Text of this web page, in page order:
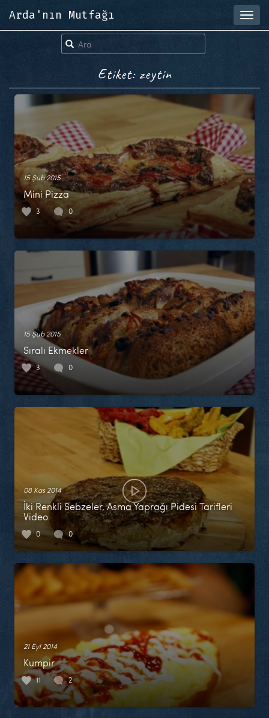
Arda'nın Mutfağı
Etiket: zeytin
15 Şub 2015
Mini Pizza
3 0
15 Şub 2015
Sıralı Ekmekler
3 0
08 Kas 2014
İki Renkli Sebzeler, Asma Yaprağı Pidesi Tarifleri
Video
0 0
21 Eyl 2014
Kumpir
11 2